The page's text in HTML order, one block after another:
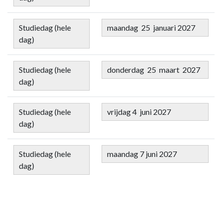
Studiedag (hele
dag)
maandag 25 januari 2027
Studiedag (hele
dag)
donderdag 25 maart 2027
Studiedag (hele
dag)
vrijdag 4 juni 2027
Studiedag (hele
dag)
maandag 7 juni 2027